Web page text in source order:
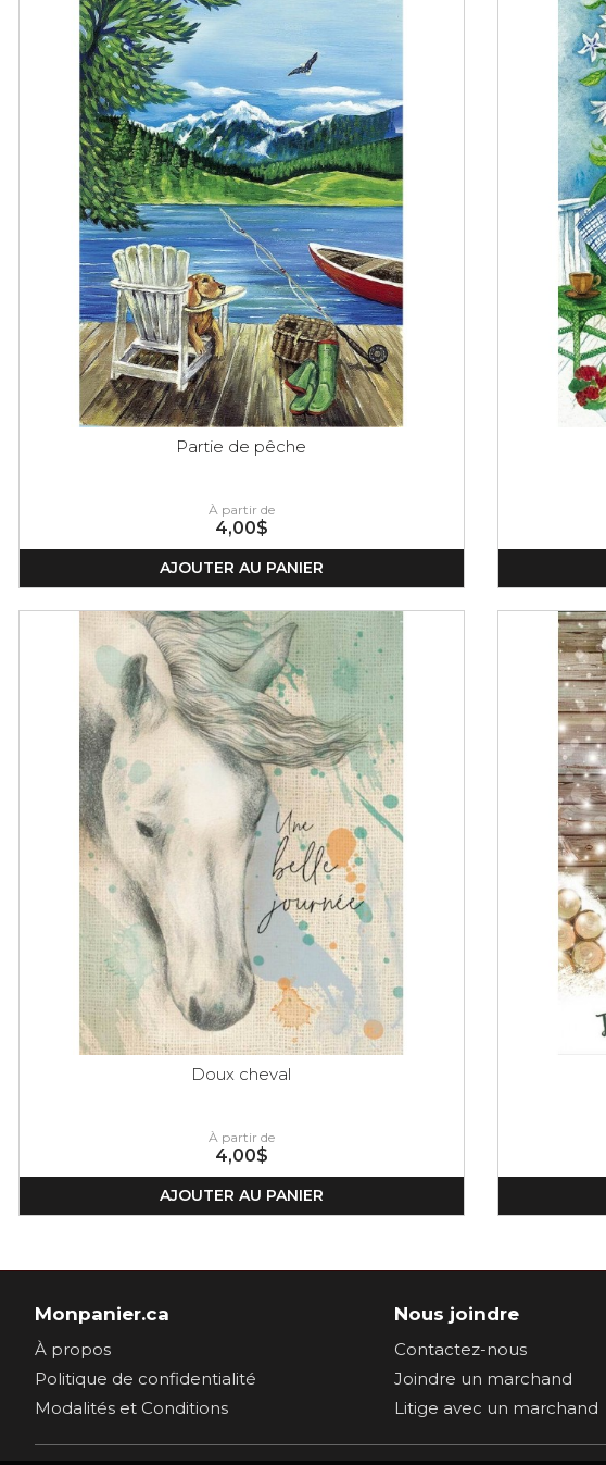
Partie de pêche
À partir de
4,00$
AJOUTER AU PANIER
Doux cheval
À partir de
4,00$
AJOUTER AU PANIER
Monpanier.ca
À propos
Politique de confidentialité
Modalités et Conditions
Nous joindre
Contactez-nous
Joindre un marchand
Litige avec un marchand